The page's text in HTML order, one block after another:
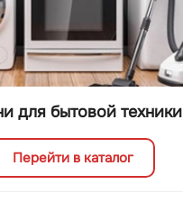
для бытовой техники
Перейти в каталог